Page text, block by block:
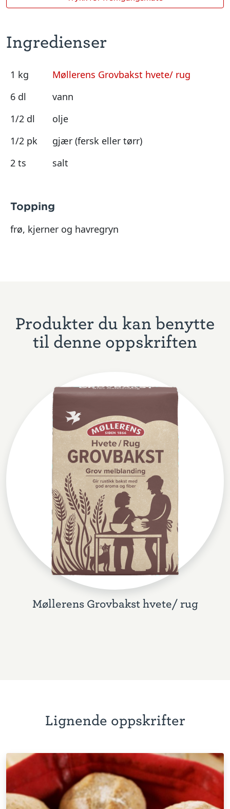
Ingredienser
1 kg
Møllerens Grovbakst hvete/ rug
6 dl
vann
1/2 dl
olje
1/2 pk
gjær (fersk eller tørr)
2 ts
salt
Topping
frø, kjerner og havregryn
Produkter du kan benytte
til denne oppskriften
Møllerens Grovbakst hvete/ rug
Lignende oppskrifter